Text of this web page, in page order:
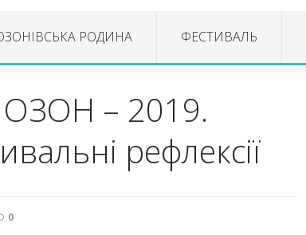
РОДИНА ФЕСТИВАЛЬ
ОЗОН – 2019.
рефлексії
0